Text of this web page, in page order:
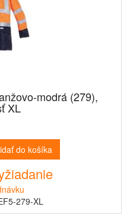
modrá (279),
XL
do košíka
279-XL